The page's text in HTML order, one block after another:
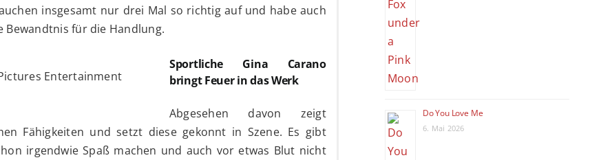
insgesamt nur drei Mal so richtig auf und habe auch
Bewandtnis für die Handlung.
Entertainment
Sportliche Gina Carano
bringt Feuer in das Werk
Abgesehen davon zeigt
Fähigkeiten und setzt diese gekonnt in Szene. Es gibt
irgendwie Spaß machen und auch vor etwas Blut nicht
Do You Love Me
6. Mai 2026